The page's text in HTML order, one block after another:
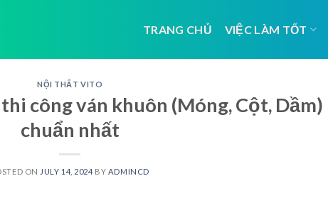
TRANG CHỦ VIỆC LÀM TỐT
NỘI THẤT VITO
công ván khuôn (Móng, Cột, Dầm)
chuẩn nhất
ON JULY 14, 2024 BY ADMINCD